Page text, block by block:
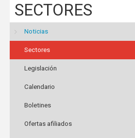
SECTORES
Noticias
Sectores
Legislación
Calendario
Boletines
Ofertas afiliados